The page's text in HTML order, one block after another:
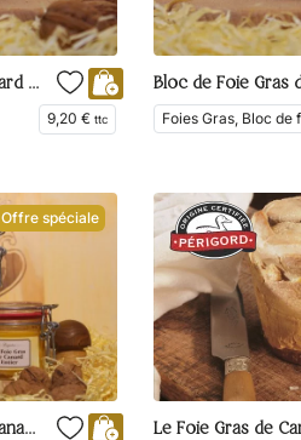
Bloc de Foie Gras de Canard du Périgord au Poivre de Sarawak
9,20€ ttc
Offre spéciale
Le trio de Foie Gras de Canard Entier